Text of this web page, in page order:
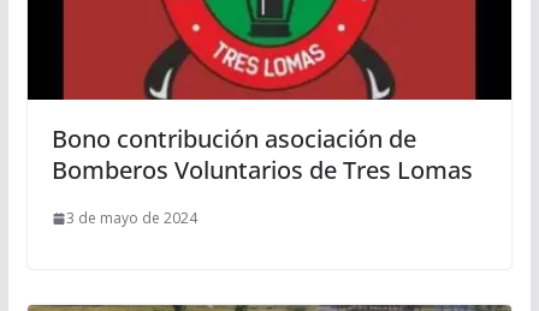
Bono contribución asociación de
Bomberos Voluntarios de Tres Lomas
3 de mayo de 2024